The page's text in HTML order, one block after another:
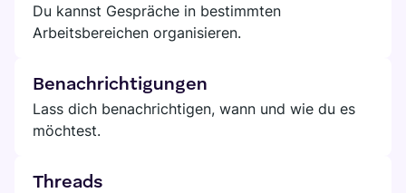
Du kannst Gespräche in bestimmten
Arbeitsbereichen organisieren.
Benachrichtigungen
Lass dich benachrichtigen, wann und wie du es
möchtest.
Threads